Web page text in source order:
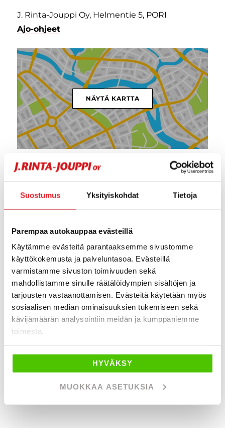
Suostumus Yksityiskohdat Tietoja
Parempaa autokauppaa evästeillä
Käytämme evästeitä parantaaksemme sivustomme
käyttökokemusta ja palveluntasoa. Evästeillä
varmistamme sivuston toimivuuden sekä
mahdollistamme sinulle räätälöidympien sisältöjen ja
tarjousten vastaanottamisen. Evästeitä käytetään myös
sosiaalisen median ominaisuuksien tukemiseen sekä
kävijämäärän analysointiin meidän ja kumppaniemme
toimesta.
HYVÄKSY
MUOKKAA ASETUKSIA
J. Rinta-Jouppi Oy, Helmentie 5, PORI
Ajo-ohjeet
NÄYTÄ KARTTA
Joupista
20 hours ago
Bra bilaffär och betjäning på SVENSKA!
Page 1 of 60